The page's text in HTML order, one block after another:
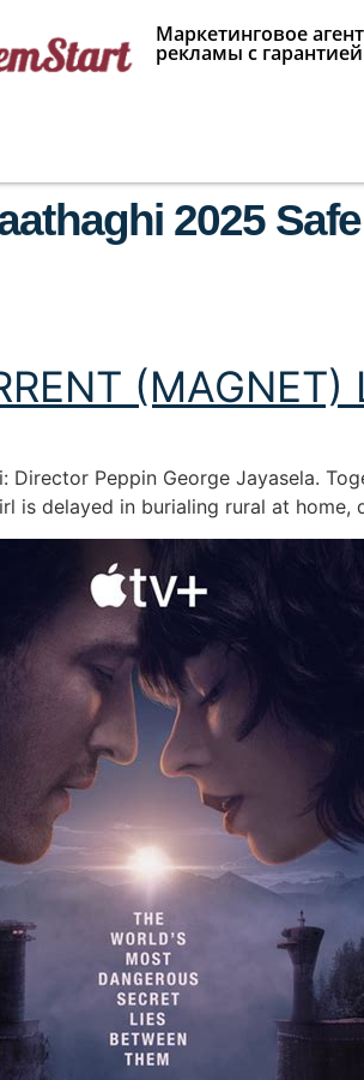
Маркетинговое
рекламы с
2025
(MAGNET)
Director Peppin George Jayasela.
is delayed in burialing rural at home,